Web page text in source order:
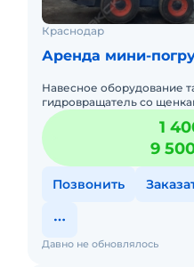
Краснодар
Аренда мини-
Навесное оборудование
гидровращатель со
паллетные до 1700 кг. Подача в день заказа. Пакет
отчетных документов.1
9
Позвонить
Давно не обновлялось